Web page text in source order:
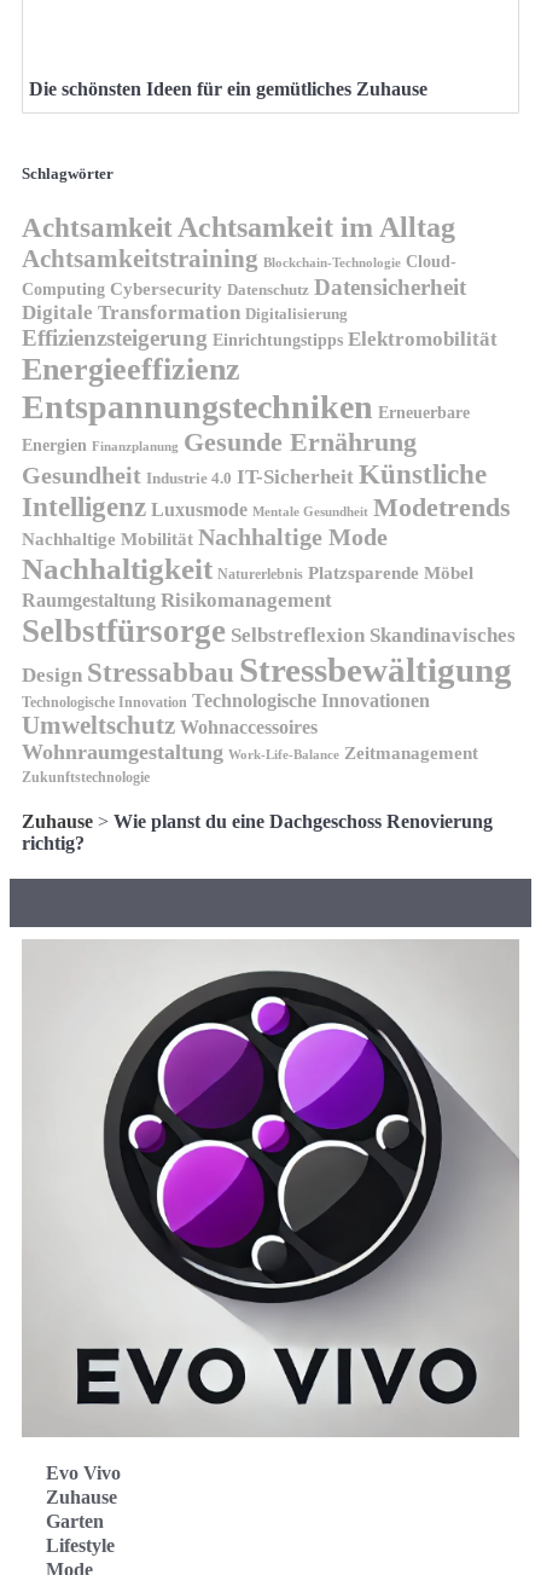
Die schönsten Ideen für ein gemütliches Zuhause
Schlagwörter
AchtsamkeitAchtsamkeit im Alltag
Achtsamkeitstraining Blockchain-Technologie Cloud-
Computing Cybersecurity Datenschutz Datensicherheit
Digitale Transformation Digitalisierung
Effizienzsteigerung Einrichtungstipps Elektromobilität
Energieeffizienz
Entspannungstechniken Erneuerbare
Energien Finanzplanung Gesunde Ernährung
Gesundheit Industrie 4.0 IT-Sicherheit Künstliche
Intelligenz Luxusmode Mentale Gesundheit Modetrends
Nachhaltige Mobilität Nachhaltige Mode
Nachhaltigkeit Naturerlebnis Platzsparende Möbel
Raumgestaltung Risikomanagement
Selbstfürsorge Selbstreflexion Skandinavisches
Design Stressabbau Stressbewältigung
Technologische Innovation Technologische Innovationen
Umweltschutz Wohnaccessoires
Wohnraumgestaltung Work-Life-Balance Zeitmanagement
Zukunftstechnologie
Zuhause > Wie planst du eine Dachgeschoss Renovierung
richtig?
Evo Vivo
Zuhause
Garten
Lifestyle
Mode